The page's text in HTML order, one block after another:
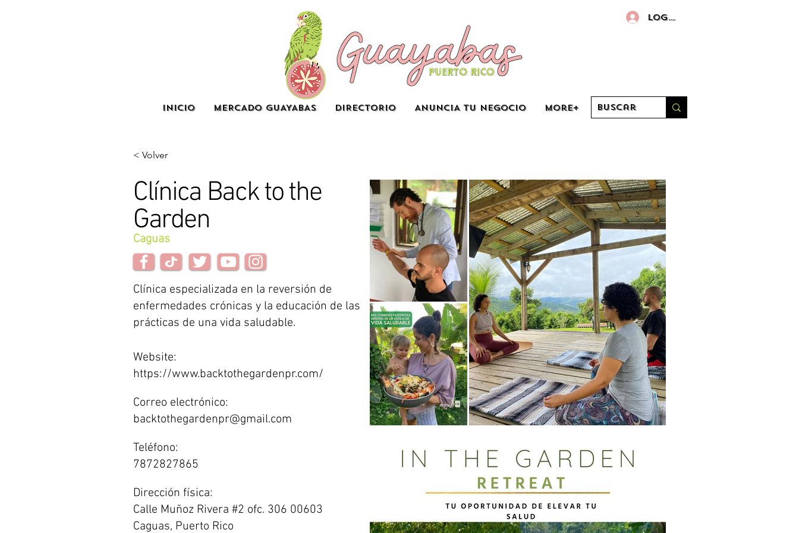
INICIO MERCADO GUAYABAS DIRECTORIO ANUNCIA TU NEGOCIO More+
Log in
< Volver
Clínica Back to the
Garden
Caguas
Clínica especializada en la reversión de
enfermedades crónicas y la educación de las
prácticas de una vida saludable.
Website:
https://www.backtothegardenpr.com/
Correo electrónico:
backtothegardenpr@gmail.com
Teléfono:
7872827865
Dirección física:
Calle Muñoz Rivera #2 ofc. 306 00603
Caguas, Puerto Rico